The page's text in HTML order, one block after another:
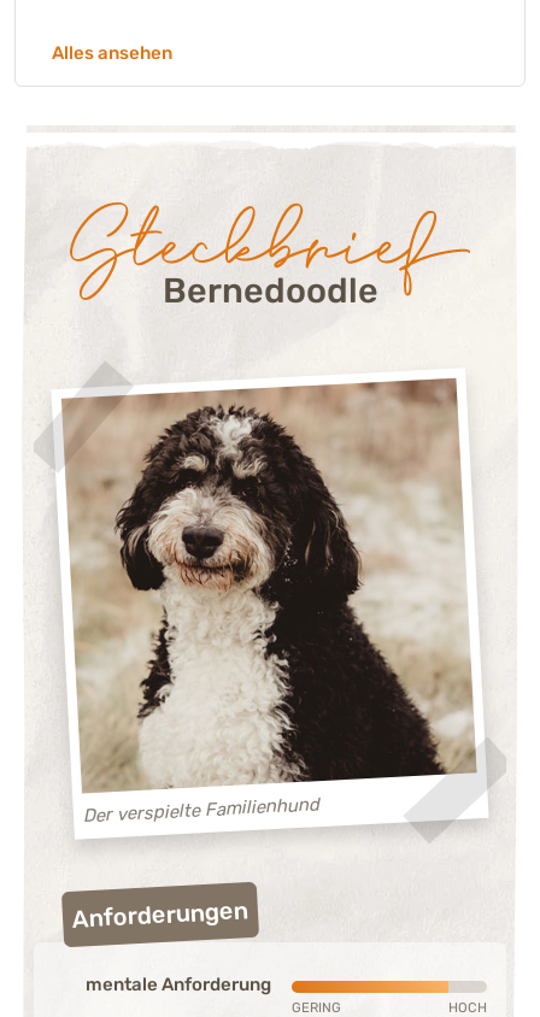
Alles ansehen
Steckbrief:Bernedoodle
Der verspielte Familienhund
Anforderungen
mentale Anforderung
Stark ausgeprägt (4 von 5)
GERING HOCH